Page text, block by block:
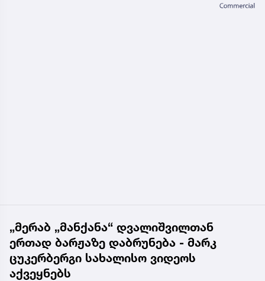
„მერაბ „მანქანა“ დვალიშვილთან
ერთად ბარჟაზე დაბრუნება - მარკ
ცუკერბერგი სახალისო ვიდეოს
აქვეყნებს